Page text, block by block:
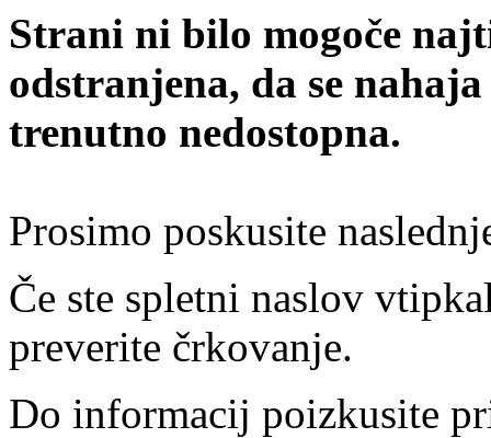
Strani ni bilo mogoče
odstranjena, da se
trenutno nedostopna.
Prosimo poskusite
Če ste spletni naslov
preverite črkovanje.
Do informacij poizkusite